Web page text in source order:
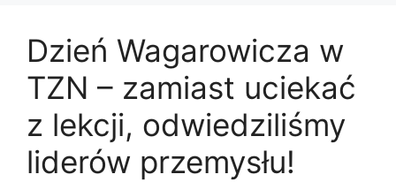
Dzień Wagarowicza w
TZN – zamiast uciekać
z lekcji, odwiedziliśmy
liderów przemysłu!